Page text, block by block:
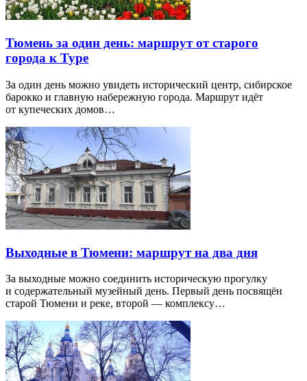
Тюмень за один день: маршрут от старого
города к Туре
За один день можно увидеть исторический центр, сибирское
барокко и главную набережную города. Маршрут идёт
от купеческих домов…
Выходные в Тюмени: маршрут на два дня
За выходные можно соединить историческую прогулку
и содержательный музейный день. Первый день посвящён
старой Тюмени и реке, второй — комплексу…